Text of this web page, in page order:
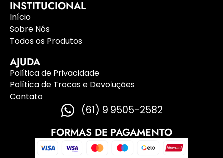
INSTITUCIONAL
Início
Sobre Nós
Todos os Produtos
AJUDA
Política de Privacidade
Política de Trocas e Devoluções
Contato
(61) 9 9505-2582
FORMAS DE PAGAMENTO